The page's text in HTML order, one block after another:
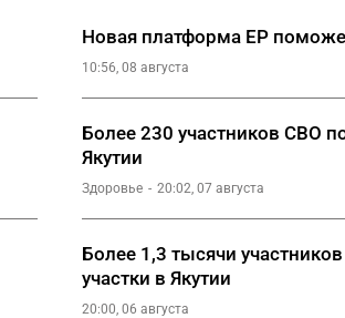
Новая платформа ЕР
10:56, 08 августа
Более 230 участников СВО
Якутии
Здоровье 20:02, 07 августа
Более 1,3 тысячи
участки в Якутии
20:00, 06 августа